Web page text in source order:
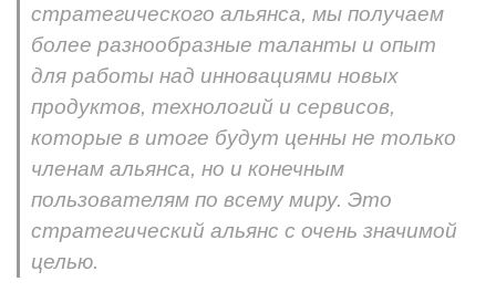
стратегического альянса, мы получаем
более разнообразные таланты и опыт
для работы над инновациями новых
продуктов, технологий и сервисов,
которые в итоге будут ценны не только
членам альянса, но и конечным
пользователям по всему миру. Это
стратегический альянс с очень значимой
целью.